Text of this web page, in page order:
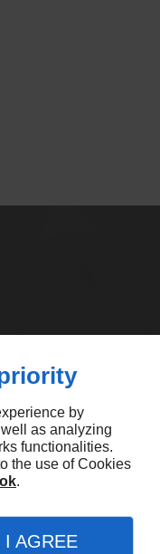
by
as analyzing
functionalities.
the use of Cookies
.
I AGREE